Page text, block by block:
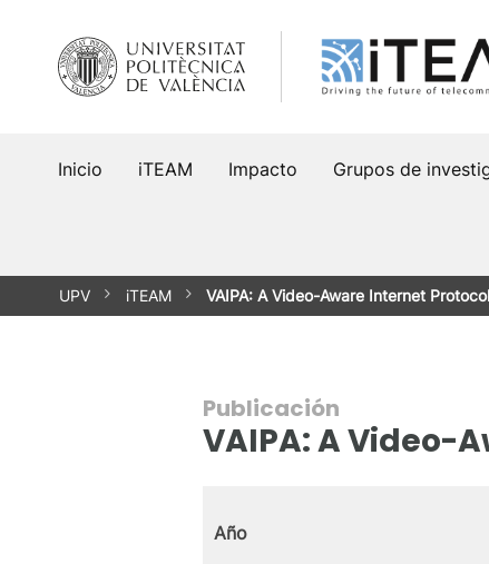
contenido
Inicio iTEAM Impacto Grupos de
UPV iTEAM VAIPA: A Video-Aware Internet
Publicación
VAIPA: A Video-
Año